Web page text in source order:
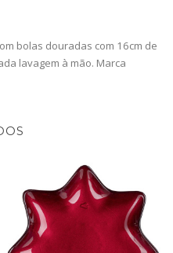
bolas douradas com 16cm de
lavagem à mão. Marca